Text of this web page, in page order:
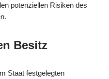
potenziellen Risiken des
Besitz
Staat festgelegten